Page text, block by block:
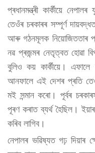
প্ৰধানমন্ত্ৰী কাৰ্কীয়ে
তেওঁৰ চৰকাৰৰ সম্পূৰ্ণ
আৰু গঠনমূলক নিয়োজিততাৰ
নৱ প্ৰজন্মৰ নেতৃত্বত হোৱা
বুলিও কয় কাৰ্কীয়ে।
আনফালে এই দেশৰ প্ৰতি
মই সন্মান কৰো। পূৰ্বৰ
পূৰণ কৰাত ব্যৰ্থ হৈছিল।
কৰিব লাগিব।
নেপালৰ ভৱিষ্যত গঢ় দিয়াৰ